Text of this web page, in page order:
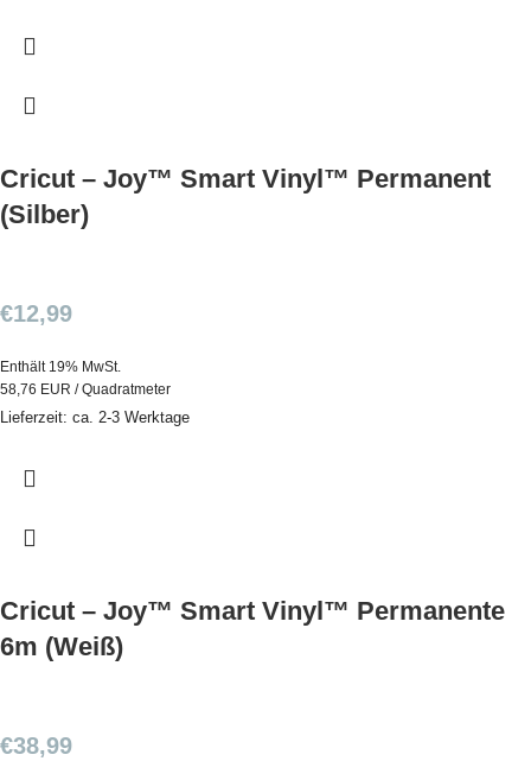
Cricut – Joy™ Smart Vinyl™ Permanent
(Silber)
€12,99
Enthält 19% MwSt.
58,76 EUR / Quadratmeter
Lieferzeit: ca. 2-3 Werktage
Cricut – Joy™ Smart Vinyl™ Permanente
6m (Weiß)
€38,99